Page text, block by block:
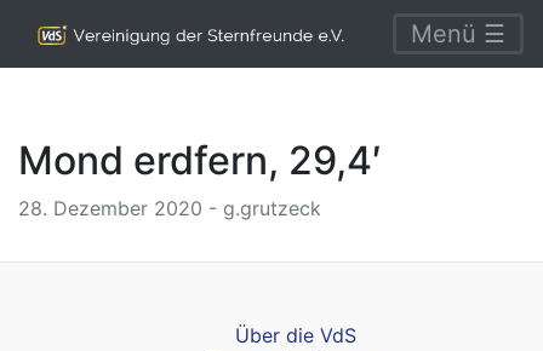
Menü ☰
Mond erdfern, 29,4′
28. Dezember 2020 - g.grutzeck
Über die VdS